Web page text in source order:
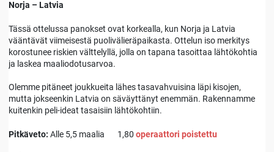
Norja – Latvia
Tässä ottelussa panokset ovat korkealla, kun Norja ja Latvia
vääntävät viimeisestä puolivälieräpaikasta. Ottelun iso merkitys
korostunee riskien välttelyllä, jolla on tapana tasoittaa lähtökohtia
ja laskea maaliodotusarvoa.
Olemme pitäneet joukkueita lähes tasavahvuisina läpi kisojen,
mutta jokseenkin Latvia on säväyttänyt enemmän. Rakennamme
kuitenkin peli-ideat tasaisiin lähtökohtiin.
Pitkäveto: Alle 5,5 maalia 1,80 operaattori poistettu